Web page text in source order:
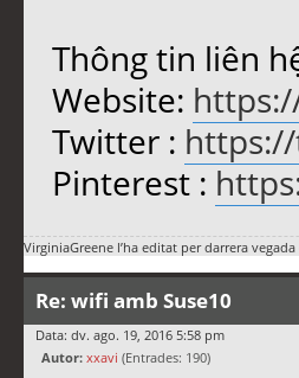
Thông tin liên
Website:
Twitter :
Pinterest :
VirginiaGreene l’ha editat per darrera
Re: wifi amb Suse10
Data: dv. ago. 19, 2016 5:58 pm
Autor: xxavi (Entrades: 190)